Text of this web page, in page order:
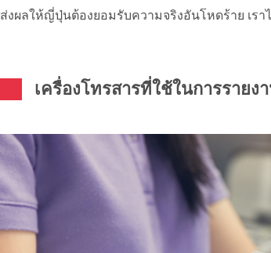
ส่งผลให้ญี่ปุ่นต้องยอมรับความจริงอันโหดร้าย เรา
เครื่องโทรสารที่ใช้ในการราย